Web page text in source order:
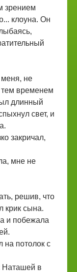
зрением
клоуна. Он
меня, не
тем временем
длинный
свет, и
закричал,
мне не
решив, что
крик сына.
и побежала
на потолок с
Наташей в